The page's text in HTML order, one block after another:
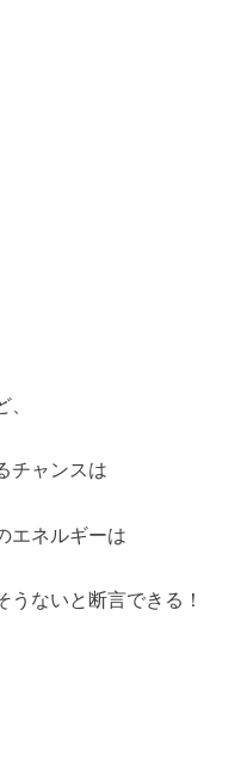
チャンスは
エネルギーは
ないと断言できる！